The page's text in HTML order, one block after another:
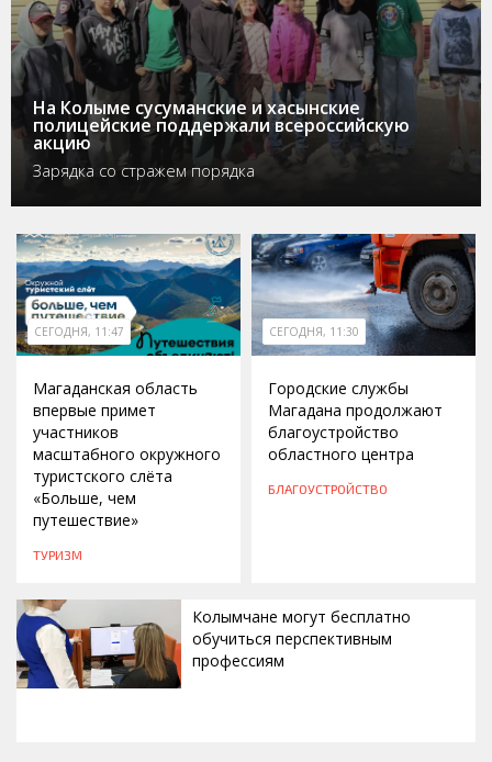
На Колыме сусуманские и хасынские
полицейские поддержали всероссийскую
акцию
Зарядка со стражем порядка
СЕГОДНЯ, 11:47
Магаданская область
впервые примет
участников
масштабного окружного
туристского слёта
«Больше, чем
путешествие»
ТУРИЗМ
СЕГОДНЯ, 11:30
Городские службы
Магадана продолжают
благоустройство
областного центра
БЛАГОУСТРОЙСТВО
Колымчане могут бесплатно
обучиться перспективным
профессиям